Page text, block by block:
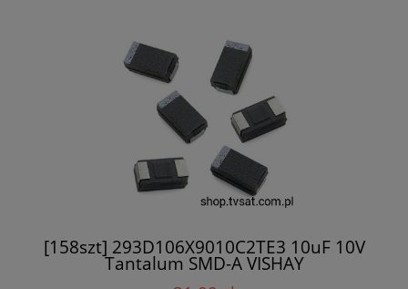
[158szt] 293D106X9010C2TE3 10uF 10V
Tantalum SMD-A VISHAY